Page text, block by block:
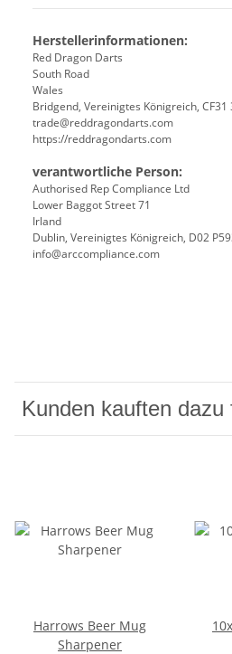
Herstellerinformationen:
Red Dragon Darts
South Road
Wales
Bridgend, Vereinigtes Königreich, CF31
trade@reddragondarts.com
https://reddragondarts.com
verantwortliche Person:
Authorised Rep Compliance Ltd
Lower Baggot Street 71
Irland
Dublin, Vereinigtes Königreich, D02
info@arccompliance.com
Kunden kauften dazu
Harrows Beer Mug
Sharpener